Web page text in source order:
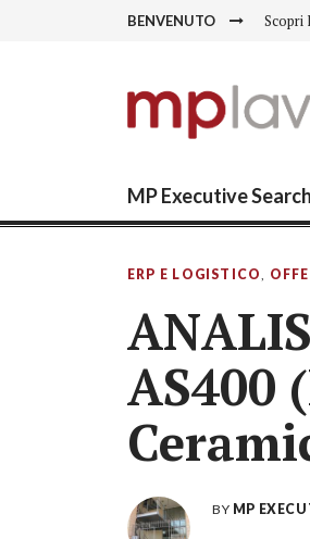
BENVENUTO Scopri
MP Executive Search
ERP E LOGISTICO,
AS400
BY MP